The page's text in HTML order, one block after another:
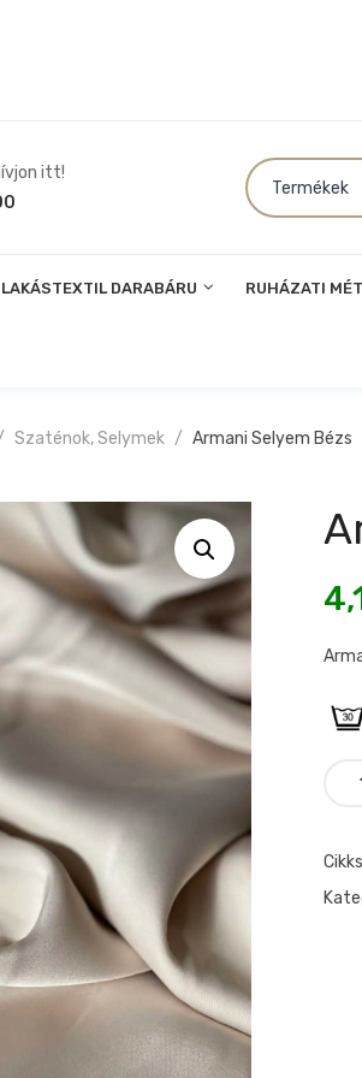
itt!
Termékek
LAKÁSTEXTIL DARABÁRU RUHÁZATI
Szaténok, Selymek Armani Selyem Bézs